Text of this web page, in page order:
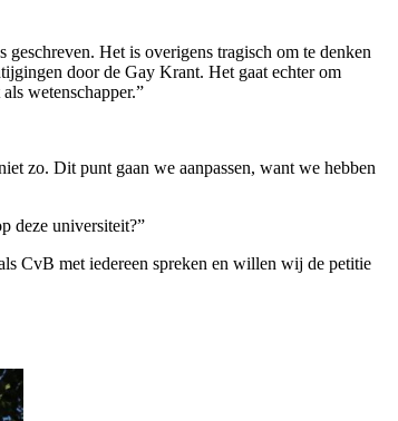
Het is overigens tragisch om te denken
door de Gay Krant. Het gaat echter om
wetenschapper.”
zo. Dit punt gaan we aanpassen, want we hebben
deze universiteit?”
CvB met iedereen spreken en willen wij de petitie